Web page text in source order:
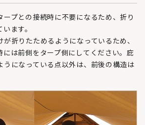
ープとの接続時に不要になるため、折り
ます。
折りたためるようになっているため、
には前側をタープ側にしてください。庇
うになっている点以外は、前後の構造は